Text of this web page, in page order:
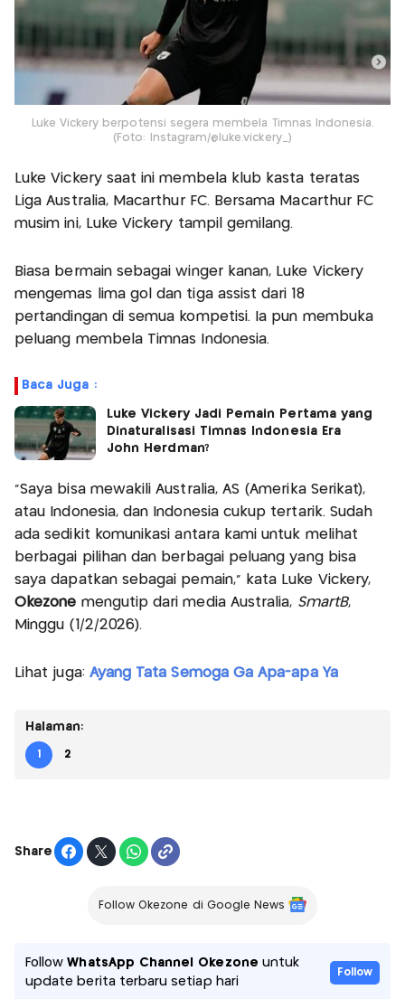
Luke Vickery berpotensi segera membela Timnas Indonesia.
(Foto: Instagram/@luke.vickery_)
Luke Vickery saat ini membela klub kasta teratas
Liga Australia, Macarthur FC. Bersama Macarthur FC
musim ini, Luke Vickery tampil gemilang.
Biasa bermain sebagai winger kanan, Luke Vickery
mengemas lima gol dan tiga assist dari 18
pertandingan di semua kompetisi. Ia pun membuka
peluang membela Timnas Indonesia.
Baca Juga :
Luke Vickery Jadi Pemain Pertama yang
Dinaturalisasi Timnas Indonesia Era
John Herdman?
“Saya bisa mewakili Australia, AS (Amerika Serikat),
atau Indonesia, dan Indonesia cukup tertarik. Sudah
ada sedikit komunikasi antara kami untuk melihat
berbagai pilihan dan berbagai peluang yang bisa
saya dapatkan sebagai pemain,” kata Luke Vickery,
Okezone mengutip dari media Australia, SmartB,
Minggu (1/2/2026).
Lihat juga: Ayang Tata Semoga Ga Apa-apa Ya
Halaman:
1 2
Share
Follow Okezone di Google News
FollowWhatsApp Channel Okezone untuk
update berita terbaru setiap hari
Follow